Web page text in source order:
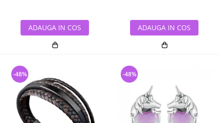
ADAUGA IN COS ADAUGA IN COS
-48% -48%